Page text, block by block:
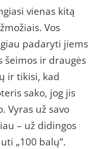
vienas kitą
Vos
padaryti jiems
šeimos ir draugės
ir tikisi, kad
sako, jog jis
Vyras už savo
– už didingos
„100 balų”.